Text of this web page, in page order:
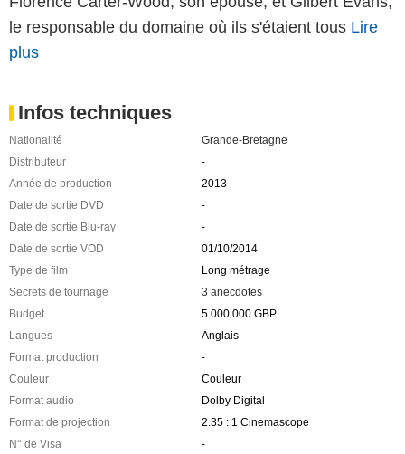
le responsable du domaine où ils s'étaient tous Lire
plus
Infos techniques
Nationalité
Grande-Bretagne
Distributeur
-
Année de production
2013
Date de sortie DVD
-
Date de sortie Blu-ray
-
Date de sortie VOD
01/10/2014
Type de film
Long métrage
Secrets de tournage
3 anecdotes
Budget
5 000 000 GBP
Langues
Anglais
Format production
-
Couleur
Couleur
Format audio
Dolby Digital
Format de projection
2.35 : 1 Cinemascope
N° de Visa
-